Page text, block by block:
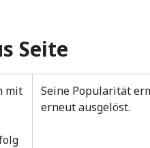
Seite
mit
Seine Popularität
erneut ausgelöst.